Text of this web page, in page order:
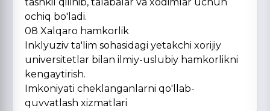
ochiq bo'ladi.
08 Xalqaro hamkorlik
Inklyuziv ta'lim sohasidagi yetakchi xorijiy
universitetlar bilan ilmiy-uslubiy hamkorlikni
kengaytirish.
Imkoniyati cheklanganlarni qo'llab-
quvvatlash xizmatlari